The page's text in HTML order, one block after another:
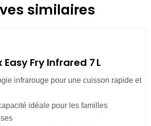
similaires
Easy Fry Infrared 7 L
infrarouge pour une cuisson rapide et
idéale pour les familles